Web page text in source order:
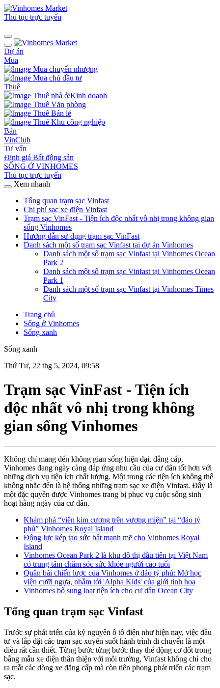
Thủ tục trực tuyến
Dự án
Mua
Mua chuyển nhượng
Mua chủ đầu tư
Thuê
Thuê nhà ở/Kinh doanh
Thuê Văn phòng
Thuê Bán lẻ
Thuê Khu công nghiệp
Bán
VinClub
Tư vấn
Định giá Bất động sản
SỐNG Ở VINHOMES
Thủ tục trực tuyến
Xem nhanh
Tổng quan trạm sạc Vinfast
Chi phí sạc xe điện Vinfast
Trạm sạc VinFast - Tiện ích độc nhất vô nhị trong không gian
sống Vinhomes
Hướng dẫn sử dụng trạm sạc VinFast
Danh sách một số trạm sạc Vinfast tại dự án Vinhomes
Danh sách một số trạm sạc Vinfast tại Vinhomes Ocean
Park 2
Danh sách một số trạm sạc Vinfast tại Vinhomes Ocean
Park 1
Danh sách một số trạm sạc Vinfast tại Vinhomes Times
City
Trang chủ
Sống ở Vinhomes
Sống xanh
Sống xanh
Thứ Tư, 22 thg 5, 2024, 09:58
Trạm sạc VinFast - Tiện ích
độc nhất vô nhị trong không
gian sống Vinhomes
Không chỉ mang đến không gian sống hiện đại, đẳng cấp,
Vinhomes đang ngày càng đáp ứng nhu cầu của cư dân tốt hơn với
những dịch vụ tiện ích chất lượng. Một trong các tiện ích không thể
không nhắc đến là hệ thống những trạm sạc xe điện Vinfast. Đây là
một đặc quyền được Vinhomes trang bị phục vụ cuộc sống sinh
hoạt hằng ngày của cư dân.
Khám phá “viên kim cương trên vương miện” tại “đảo tỷ
phú” Vinhomes Royal Island
Động lực kép tạo sức bật mạnh mẽ cho Vinhomes Royal
Island
Vinhomes Ocean Park 2 là khu đô thị đầu tiên tại Việt Nam
có trung tâm chăm sóc sức khỏe người cao tuổi
Quân bài chiến lược của Vinhomes ở đảo tỷ phú: Mở học
viện cưỡi ngựa, nhắm tới 'Alpha Kids' của giới tinh hoa
Vinhomes bổ sung loạt tiện ích cho cư dân Ocean City
Tổng quan trạm sạc Vinfast
Trước sự phát triển của kỷ nguyên ô tô điện như hiện nay, việc đầu
tư và lắp đặt các trạm sạc xuyên suốt hành trình di chuyển là một
điều rất cần thiết. Từng bước từng bước thay thế động cơ đốt trong
bằng mẫu xe điện thân thiện với môi trường, Vinfast không chỉ cho
ra mắt các dòng xe đẳng cấp mà còn tiên phong phát triển các trạm
sạc.